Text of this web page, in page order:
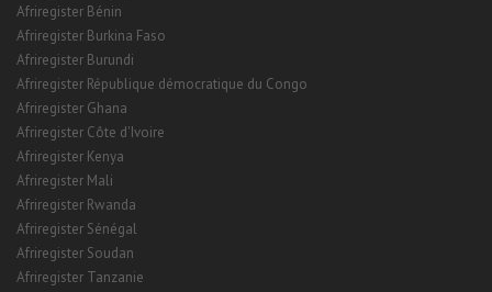
Afriregister Bénin
Afriregister Burkina Faso
Afriregister Burundi
Afriregister République démocratique du Congo
Afriregister Ghana
Afriregister Côte d'Ivoire
Afriregister Kenya
Afriregister Mali
Afriregister Rwanda
Afriregister Sénégal
Afriregister Soudan
Afriregister Tanzanie